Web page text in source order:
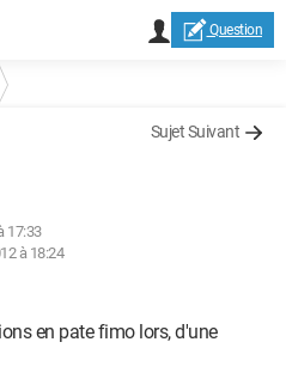
Question
Sujet Suivant
17:33
à 18:24
en pate fimo lors, d'une